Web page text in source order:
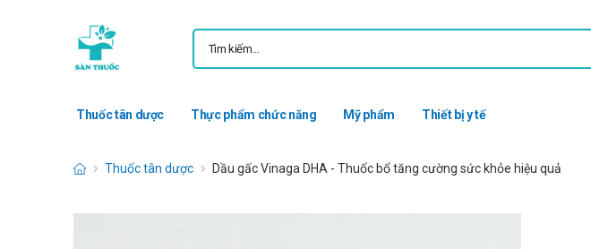
Thuốc tân dược Thực phẩm chức năng Mỹ phẩm Thiết bị y tế
Thuốc tân dược Dầu gấc Vinaga DHA - Thuốc bổ tăng cường sức khỏe hiệu quả